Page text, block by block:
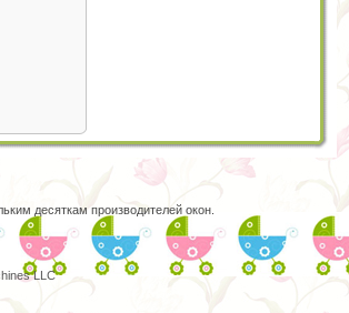
десяткам производителей окон.
LLC